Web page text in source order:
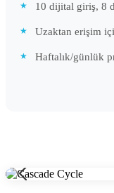
10 dijital giriş, 8
Uzaktan erişim
Haftalık/günlük